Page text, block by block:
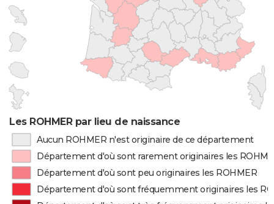
Les ROHMER par lieu de naissance
Aucun ROHMER n'est originaire de ce département
Département d'où sont rarement originaires les
Département d'où sont peu originaires les ROHMER
Département d'où sont fréquemment originaires les